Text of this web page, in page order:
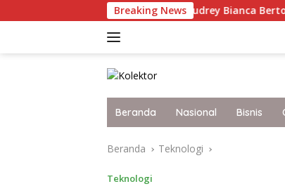
ke
Breaking News
Nama Bangsa, Audrey Bianca Bertolak Hingga
Beranda Nasional Bisnis
Beranda Teknologi
Teknologi